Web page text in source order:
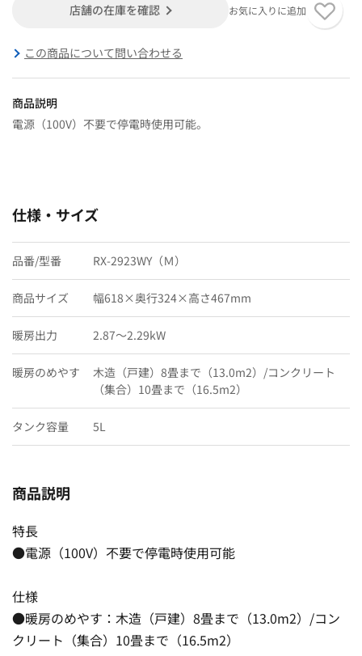
店舗の在庫を確認 お気に入りに追加
この商品について問い合わせる
商品説明
電源（100V）不要で停電時使用可能。
仕様・サイズ
品番/型番 RX-2923WY（Ｍ）
商品サイズ 幅618×奥行324×高さ467mm
暖房出力 2.87〜2.29kW
暖房のめやす
木造（戸建）8畳まで（13.0m2）/コンクリート
（集合）10畳まで（16.5m2）
タンク容量 5L
商品説明
特長
●電源（100V）不要で停電時使用可能
仕様
●暖房のめやす：木造（戸建）8畳まで（13.0m2）/コン
クリート（集合）10畳まで（16.5m2）